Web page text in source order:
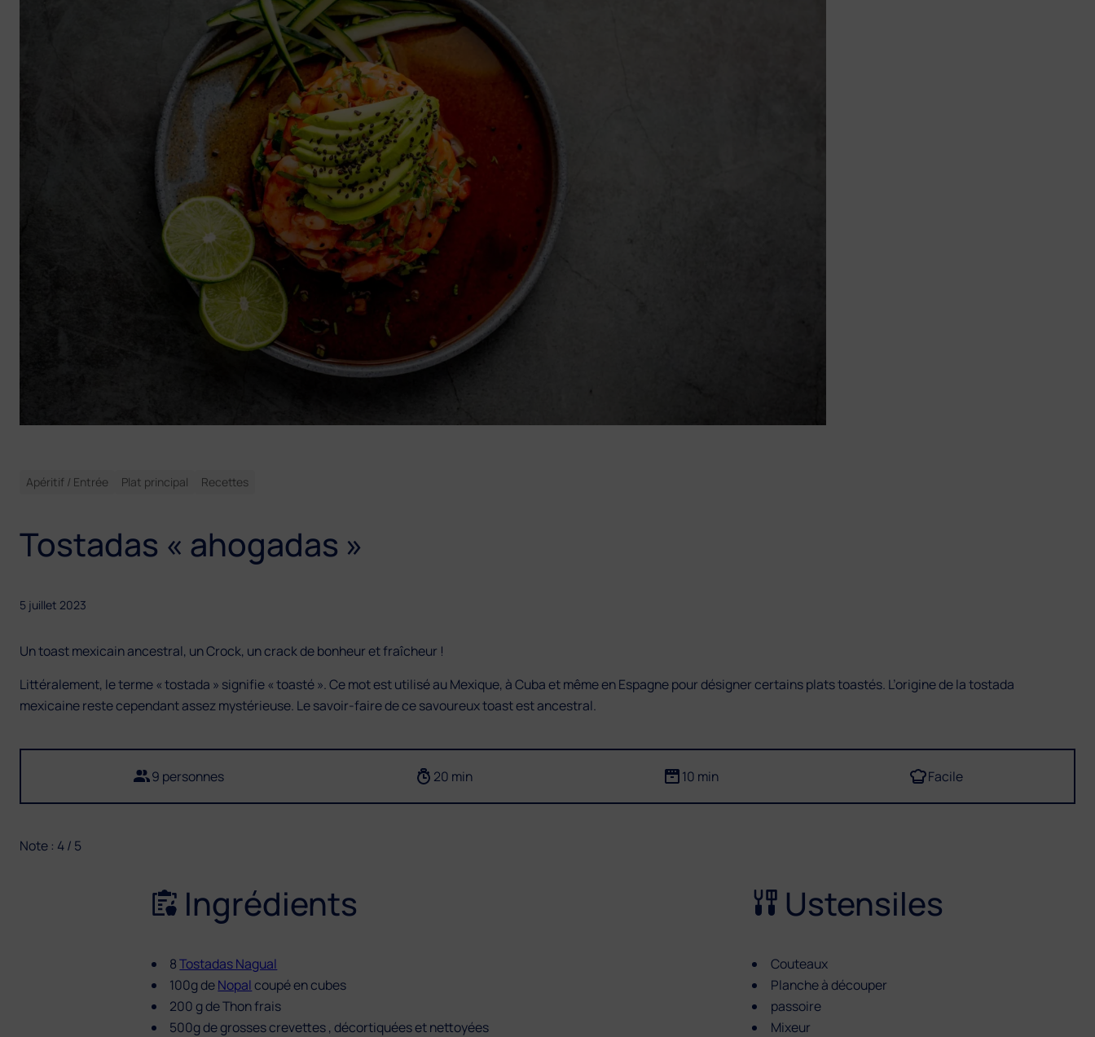
Apéritif / Entrée Plat principal Recettes
Tostadas « ahogadas »
5 juillet 2023
Un toast mexicain ancestral, un Crock, un crack de bonheur et fraîcheur !
Littéralement, le terme « tostada » signifie « toasté ». Ce mot est utilisé au Mexique, à Cuba et même en Espagne pour désigner certains plats toastés. L’origine de la tostada
mexicaine reste cependant assez mystérieuse. Le savoir-faire de ce savoureux toast est ancestral.
9 personnes 20 min 10 min Facile
Note : 4 / 5
Ingrédients
8Tostadas Nagual
100g deNopalcoupé en cubes
200 g de Thon frais
500g de grosses crevettes , décortiquées et nettoyées
Ustensiles
Couteaux
Planche à découper
passoire
Mixeur